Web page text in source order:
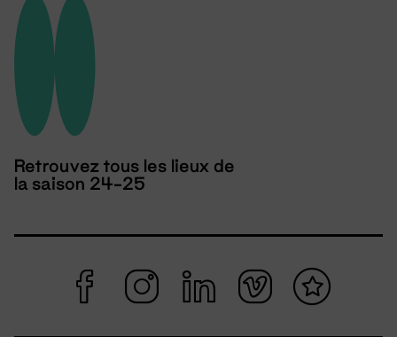
Retrouvez tous les lieux de
la saison 24-25